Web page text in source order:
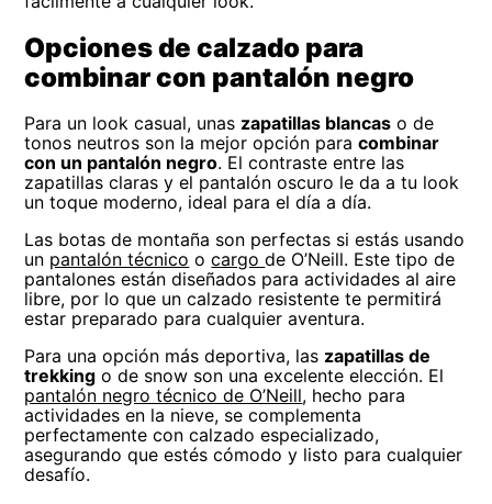
Opciones de calzado para
combinar con pantalón negro
Para un look casual, unas zapatillas blancas o de
tonos neutros son la mejor opción paracombinar
con un pantalón negro. El contraste entre las
zapatillas claras y el pantalón oscuro le da a tu look
un toque moderno, ideal para el día a día.
Las botas de montaña son perfectas si estás usando
un pantalón técnico ocargode O’Neill. Este tipo de
pantalones están diseñados para actividades al aire
libre, por lo que un calzado resistente te permitirá
estar preparado para cualquier aventura.
Para una opción más deportiva, las zapatillas de
trekking o de snow son una excelente elección. El
pantalón negro técnico de O’Neill, hecho para
actividades en la nieve, se complementa
perfectamente con calzado especializado,
asegurando que estés cómodo y listo para cualquier
desafío.